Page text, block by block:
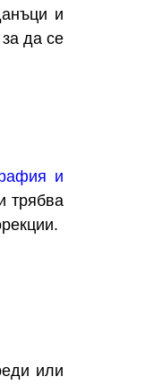
и
да се
и
трябва
или